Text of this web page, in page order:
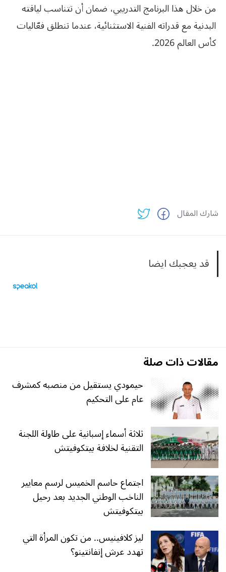
من خلال هذا البرنامج التدريبي، ضمان أن تتناسب لياقته
البدنية مع قدراته الفنية الاستثنائية، عندما تنطلق فعّاليات
كأس العالم 2026.
شارك المقال
قد يعجبك ايضا
مقالات ذات صلة
حيمودي يستقيل من منصبه كمشرف
عام على التحكيم
ثلاثة أسماء إسبانية على طاولة اللجنة
التقنية لخلافة بيتكوفيتش
اجتماع حاسم الخميس لرسم معايير
الناخب الوطني الجديد بعد رحيل
بيتكوفيتش
ليز كلافينيس.. من تكون المرأة التي
تهدد عرش إنفانتينو؟